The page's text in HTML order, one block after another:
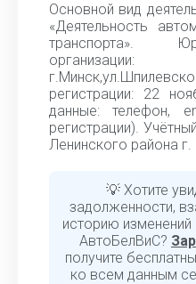
Основной вид
«Деятельность
транспорта».
организации:
регистрации: 22
данные: телефон,
регистрации).
Ленинского района
💡 Хотите
задолженности,
историю изменений
АвтоБелВиС?
получите
ко всем данным